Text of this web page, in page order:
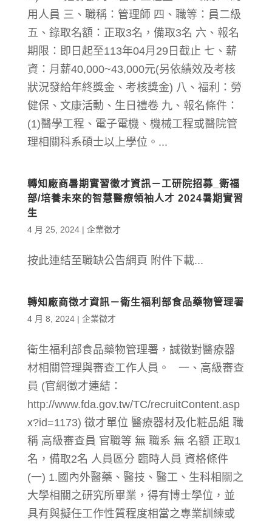
用人員 三、職稱：管理師 四、職等：員二級
五、錄取名額：正取3名，備取3名 六、報名
期限：即日起至113年04月29日截止 七、薪
資：月薪40,000~43,000元(另依績效及考核
狀況發給年終獎金、考核獎金) 八、福利：勞
健保、文康活動、生日禮卷 九、報名條件：
(1)醫學工程、電子電機、機械工程或醫院管
理相關科系碩士以上學位。...
轉知廠商暑期實習徵才資訊－工研院招募_衛福
部/培養未來的智慧醫療領袖人才 2024暑期實習
生
4 月 25, 2024| 企業徵才
按此連結至職缺公告網頁 附件下載...
轉知廠商徵才資訊－衛生福利部食品藥物管理署
4 月 8, 2024| 企業徵才
衛生福利部食品藥物管理署，誠徵對醫療器
材相關管理與審查工作人員。 一、高級審查
員 (官網徵才連結：
http://www.fda.gov.tw/TC/recruitContent.asp
x?id=1173) 徵才單位 醫療器材及化粧品組 職
稱 高級審查員 官職等 無 職系 無 名額 正取1
名，備取2名 人員區分 臨時人員 資格條件
(一) 1.國內外醫藥、醫技、醫工、生科相關之
大學相關之研究所畢業，得有博士學位，並
具有與擬任工作性質程度相當之專業訓練或